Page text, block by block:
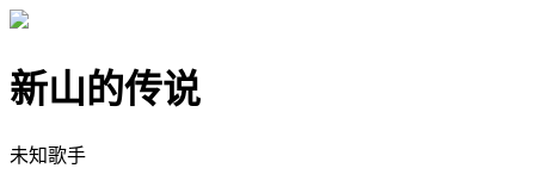
新山的传说
未知歌手